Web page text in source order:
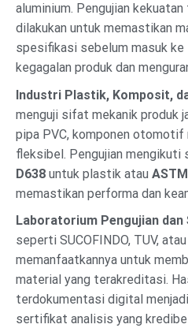
aluminium. Pengujian
dilakukan untuk memastikan
spesifikasi sebelum masuk ke
kegagalan produk dan
Industri Plastik, Komposit,
menguji sifat mekanik produk
pipa PVC, komponen otomotif
fleksibel. Pengujian mengikuti
D638 untuk plastik atau
memastikan performa dan
Laboratorium Pengujian
seperti SUCOFINDO, TUV,
memanfaatkannya untuk
material yang terakreditasi.
terdokumentasi digital
sertifikat analisis yang